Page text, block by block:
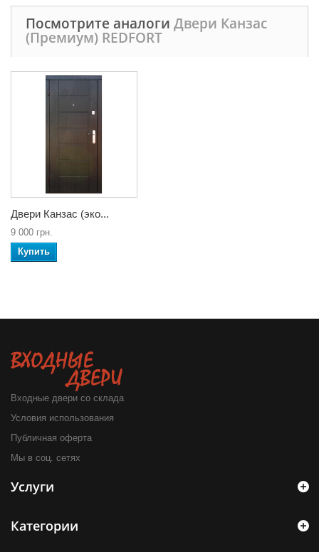
Посмотрите аналоги Двери Канзас
(Премиум) REDFORT
Двери Канзас (эко...
9 000 грн.
Купить
Входные двери со склада
Условия использования
Публичная оферта
Мы в соц. сетях
Услуги
Категории